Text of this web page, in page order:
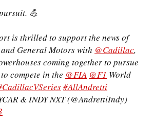
💪
is thrilled to support the news of
General Motors with @Cadillac,
coming together to pursue
compete in the @FIA @F1 World
#AllAndretti
& INDY NXT (@AndrettiIndy)